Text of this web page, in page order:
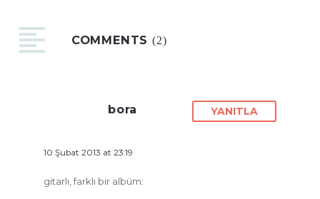
COMMENTS(2)
bora
10 Şubat 2013 at 23:19
YANITLA
gitarlı, farklı bir albüm: